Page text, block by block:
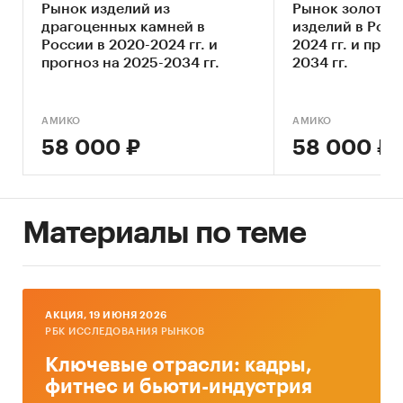
омниканальной стратегии в продажах.
Исследование проведено в октябре – ноябре
2018 года.
Объем отчета – 43 стр.
Язык отчета – русский.
Категории: Потребительские товары /
Ювелирные изделия и часы
Рынок изделий из
драгоценных камней в
России в 2020-2024 гг. и
прогноз на 2025-2034 гг.
АМИКО
58 000 ₽
Рынок
изделий в
2024 гг. и
2034 гг.
АМИКО
58 000 ₽
Материалы по теме
AКЦИЯ, 19 ИЮНЯ 2026
РБК ИССЛЕДОВАНИЯ РЫНКОВ
Ключевые отрасли: кадры,
фитнес и бьюти-индустрия